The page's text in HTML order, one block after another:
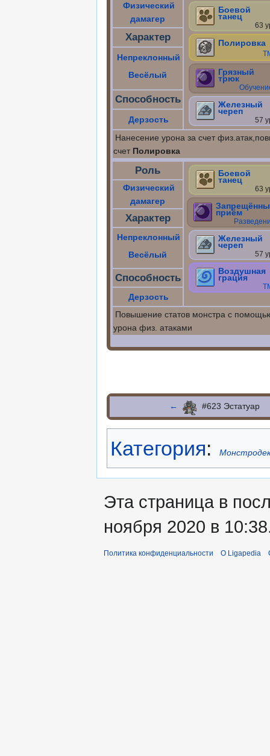
Физический
дамагер
Боевой
танец
63
Полировка
Грязный
трюк
Железный
череп
57
Характер
Непреклонный
Весёлый
Способность
Дерзость
Нанесение урона за счет
счет Полировка
Роль Боевой
танец
63
приём
Железный
череп
57
Воздушная
грация
Физический
дамагер
Характер
Непреклонный
Весёлый
Способность
Дерзость
Повышение статов монстра с
урона физ. атаками
← #623 Эстатуар
Категория:
Эта страница в
ноября 2020 в
Политика конфиденциальности О Ligapedia